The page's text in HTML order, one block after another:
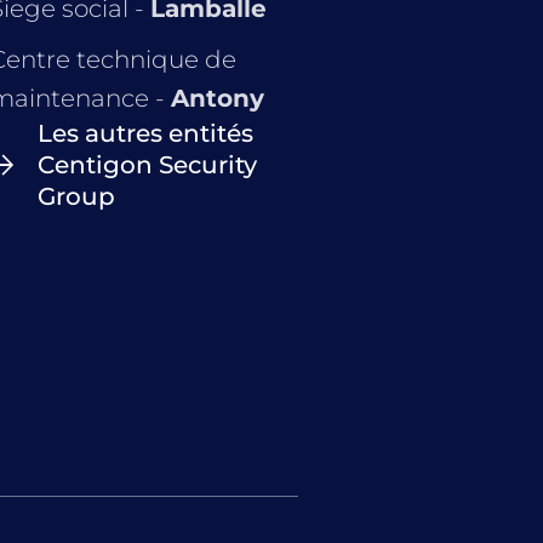
social - Lamballe
technique de
- Antony
Les autres entités
Centigon Security
Group